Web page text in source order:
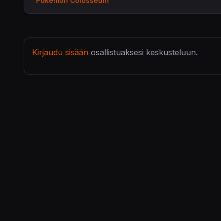
Kirjaudu sisään osallistuaksesi keskusteluun.